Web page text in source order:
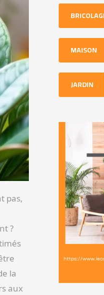
pas,
?
la
aux
MAISON
JARDIN